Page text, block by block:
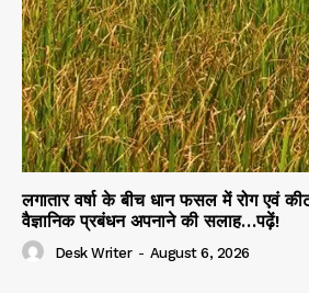
लगातार वर्षा के बीच धान फसल में रोग एवं
वैज्ञानिक प्रबंधन अपनाने की सलाह…पढ़ें!
Desk Writer - August 6, 2026